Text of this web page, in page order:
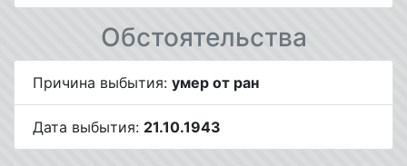
Обстоятельства
Причина выбытия: умер от ран
Дата выбытия: 21.10.1943